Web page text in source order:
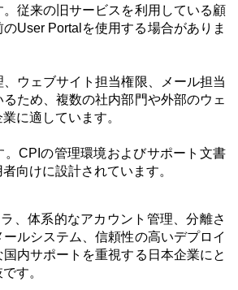
。従来の旧サービスを利用している顧
User Portalを使用する場合がありま
ウェブサイト担当権限、メール担当
ため、複数の社内部門や外部のウェ
に適しています。
。CPIの管理環境およびサポート文書
向けに設計されています。
、体系的なアカウント管理、分離さ
ルシステム、信頼性の高いデプロイ
内サポートを重視する日本企業にと
す。